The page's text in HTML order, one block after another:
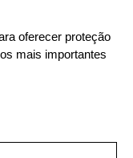
oferecer proteção
mais importantes